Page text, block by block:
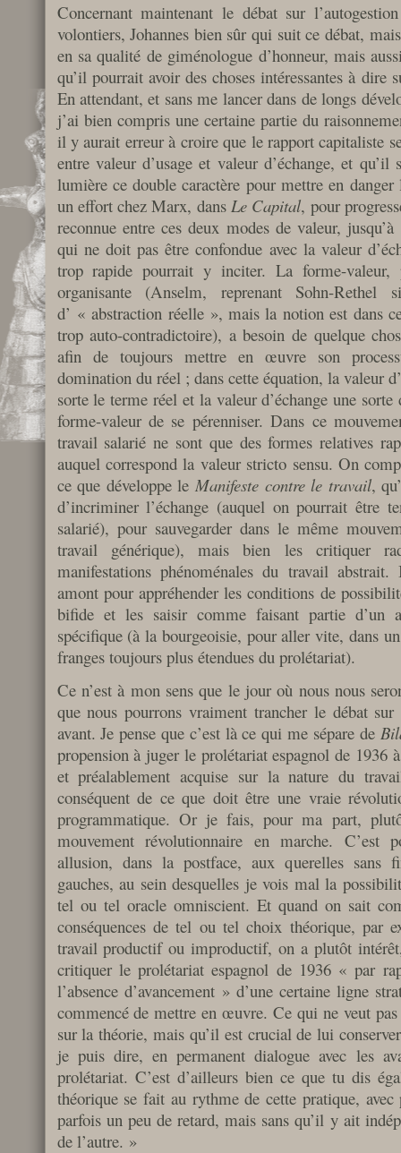
Concernant maintenant le débat sur
volontiers, Johannes bien sûr qui suit ce débat,
en sa qualité de giménologue d’honneur, mais
qu’il pourrait avoir des choses intéressantes à dire
En attendant, et sans me lancer dans de longs
j’ai bien compris une certaine partie du
il y aurait erreur à croire que le rapport capitaliste
entre valeur d’usage et valeur d’échange, et
lumière ce double caractère pour mettre en
un effort chez Marx, dansLe Capital, pour
reconnue entre ces deux modes de valeur,
qui ne doit pas être confondue avec la valeur
trop rapide pourrait y inciter. La forme-valeur,
organisante (Anselm, reprenant Sohn-
d’ « abstraction réelle », mais la notion est dans
trop auto-contradictoire), a besoin de quelque
afin de toujours mettre en œuvre son
domination du réel ; dans cette équation, la valeur
sorte le terme réel et la valeur d’échange une sorte
forme-valeur de se pérenniser. Dans ce
travail salarié ne sont que des formes relatives
auquel correspond la valeur stricto sensu. On
ce que développe le Manifeste contre le travail,
d’incriminer l’échange (auquel on pourrait être
salarié), pour sauvegarder dans le même
travail générique), mais bien les critiquer
manifestations phénoménales du travail
amont pour appréhender les conditions de
bifide et les saisir comme faisant partie d’un
spécifique (à la bourgeoisie, pour aller vite, dans
franges toujours plus étendues du prolétariat).
Ce n’est à mon sens que le jour où nous nous
que nous pourrons vraiment trancher le débat
avant. Je pense que c’est là ce qui me sépare de
propension à juger le prolétariat espagnol de 1936
et préalablement acquise sur la nature du
conséquent de ce que doit être une vraie
programmatique. Or je fais, pour ma part,
mouvement révolutionnaire en marche. C’est
allusion, dans la postface, aux querelles sans
gauches, au sein desquelles je vois mal la
tel ou tel oracle omniscient. Et quand on sait
conséquences de tel ou tel choix théorique, par
travail productif ou improductif, on a plutôt
critiquer le prolétariat espagnol de 1936 « par
l’absence d’avancement » d’une certaine ligne
commencé de mettre en œuvre. Ce qui ne veut
sur la théorie, mais qu’il est crucial de lui
je puis dire, en permanent dialogue avec les
prolétariat. C’est d’ailleurs bien ce que tu dis
théorique se fait au rythme de cette pratique, avec
parfois un peu de retard, mais sans qu’il y ait
de l’autre. »